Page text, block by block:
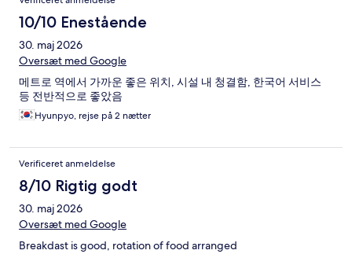
10/10 Enestående
30. maj 2026
Oversæt med Google
메트로 역에서 가까운 좋은 위치, 시설 내 청결함, 한국어 서비스
등 전반적으로 좋았음
Hyunpyo, rejse på 2 nætter
Verificeret anmeldelse
8/10 Rigtig godt
30. maj 2026
Oversæt med Google
Breakdast is good, rotation of food arranged